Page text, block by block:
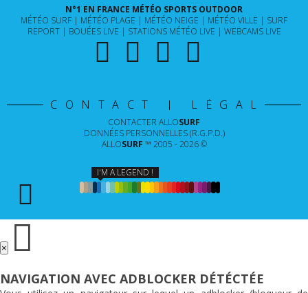
N°1 EN FRANCE MÉTÉO SPORTS OUTDOOR
MÉTÉO SURF
MÉTÉO PLAGE MÉTÉO NEIGE MÉTÉO VILLE
SURF
REPORT
BOUÉES LIVE STATIONS MÉTÉO LIVE WEBCAMS LIVE
CONTACT | LÉGAL
CONTACTER ALLOSURF
DONNÉES PERSONNELLES (R.G.P.D.)
ALLOSURF ™ 2005 - 2026 ©
I'M A LEGEND !
×
NAVIGATION AVEC ADBLOCKER DÉTÉCTÉE